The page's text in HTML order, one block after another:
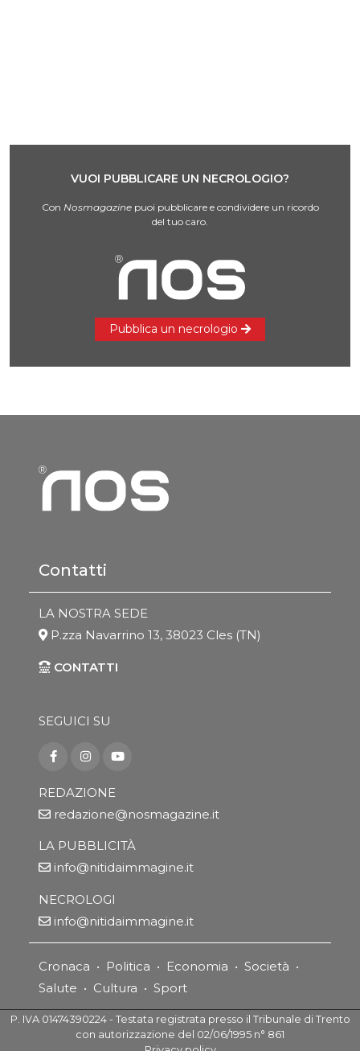
VUOI PUBBLICARE UN NECROLOGIO?
Con Nosmagazinepuoi pubblicare e condividere un ricordo
del tuo caro.
Pubblica un necrologio
Contatti
LA NOSTRA SEDE
P.zza Navarrino 13, 38023 Cles (TN)
CONTATTI
SEGUICI SU
REDAZIONE
redazione@nosmagazine.it
LA PUBBLICITÀ
info@nitidaimmagine.it
NECROLOGI
info@nitidaimmagine.it
Cronaca • Politica • Economia • Società •
Salute • Cultura • Sport
P. IVA 01474390224 - Testata registrata presso il Tribunale di Trento
con autorizzazione del 02/06/1995 n° 861